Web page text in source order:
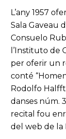
L’any 1957
Sala Gaveau
Consuelo
l’Instituto de
per oferir un
conté
Rodolfo
danses núm.
recital fou
del web de la